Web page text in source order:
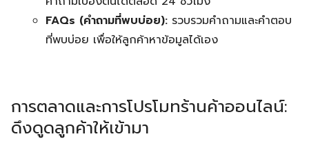
FAQs (คำถามที่พบบ่อย):รวบรวมคำถามและคำตอบ
ที่พบบ่อย เพื่อให้ลูกค้าหาข้อมูลได้เอง
การตลาดและการโปรโมทร้านค้าออนไลน์:
ดึงดูดลูกค้าให้เข้ามา